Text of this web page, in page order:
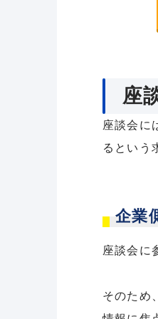
座
座談会に
るという
企業
座談会に
そのため